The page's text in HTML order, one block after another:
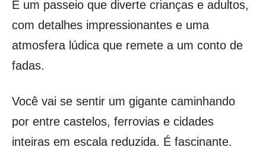
É um passeio que diverte crianças e adultos,
com detalhes impressionantes e uma
atmosfera lúdica que remete a um conto de
fadas.
Você vai se sentir um gigante caminhando
por entre castelos, ferrovias e cidades
inteiras em escala reduzida. É fascinante.